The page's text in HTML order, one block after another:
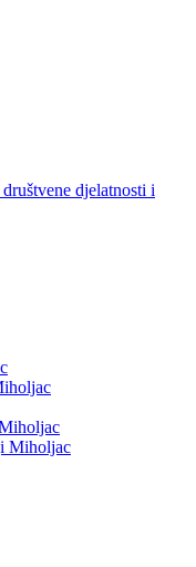
djelatnosti i